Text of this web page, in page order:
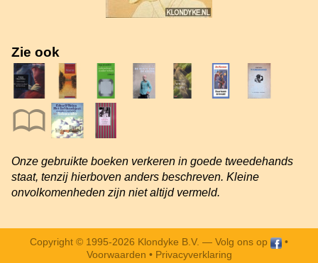
Zie ook
Onze gebruikte boeken verkeren in goede tweedehands
staat, tenzij hierboven anders beschreven. Kleine
onvolkomenheden zijn niet altijd vermeld.
Copyright © 1995-2026 Klondyke B.V. — Volg ons op
•
Voorwaarden • Privacyverklaring